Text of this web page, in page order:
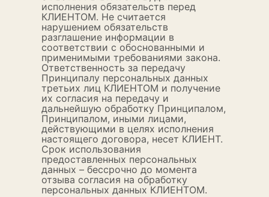
исполнения обязательств перед
КЛИЕНТОМ. Не считается
нарушением обязательств
разглашение информации в
соответствии с обоснованными и
применимыми требованиями закона.
Ответственность за передачу
Принципалу персональных данных
третьих лиц КЛИЕНТОМ и получение
их согласия на передачу и
дальнейшую обработку Принципалом,
Принципалом, иными лицами,
действующими в целях исполнения
настоящего договора, несет КЛИЕНТ.
Срок использования
предоставленных персональных
данных – бессрочно до момента
отзыва согласия на обработку
персональных данных КЛИЕНТОМ.